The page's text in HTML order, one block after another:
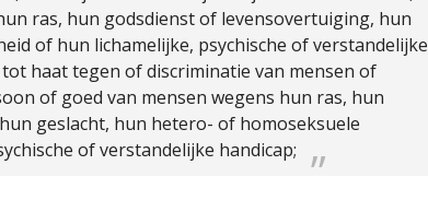
ras, hun godsdienst of levensovertuiging, hun
of hun lichamelijke, psychische of verstandelijke
haat tegen of discriminatie van mensen of
of goed van mensen wegens hun ras, hun
geslacht, hun hetero- of homoseksuele
of verstandelijke handicap;